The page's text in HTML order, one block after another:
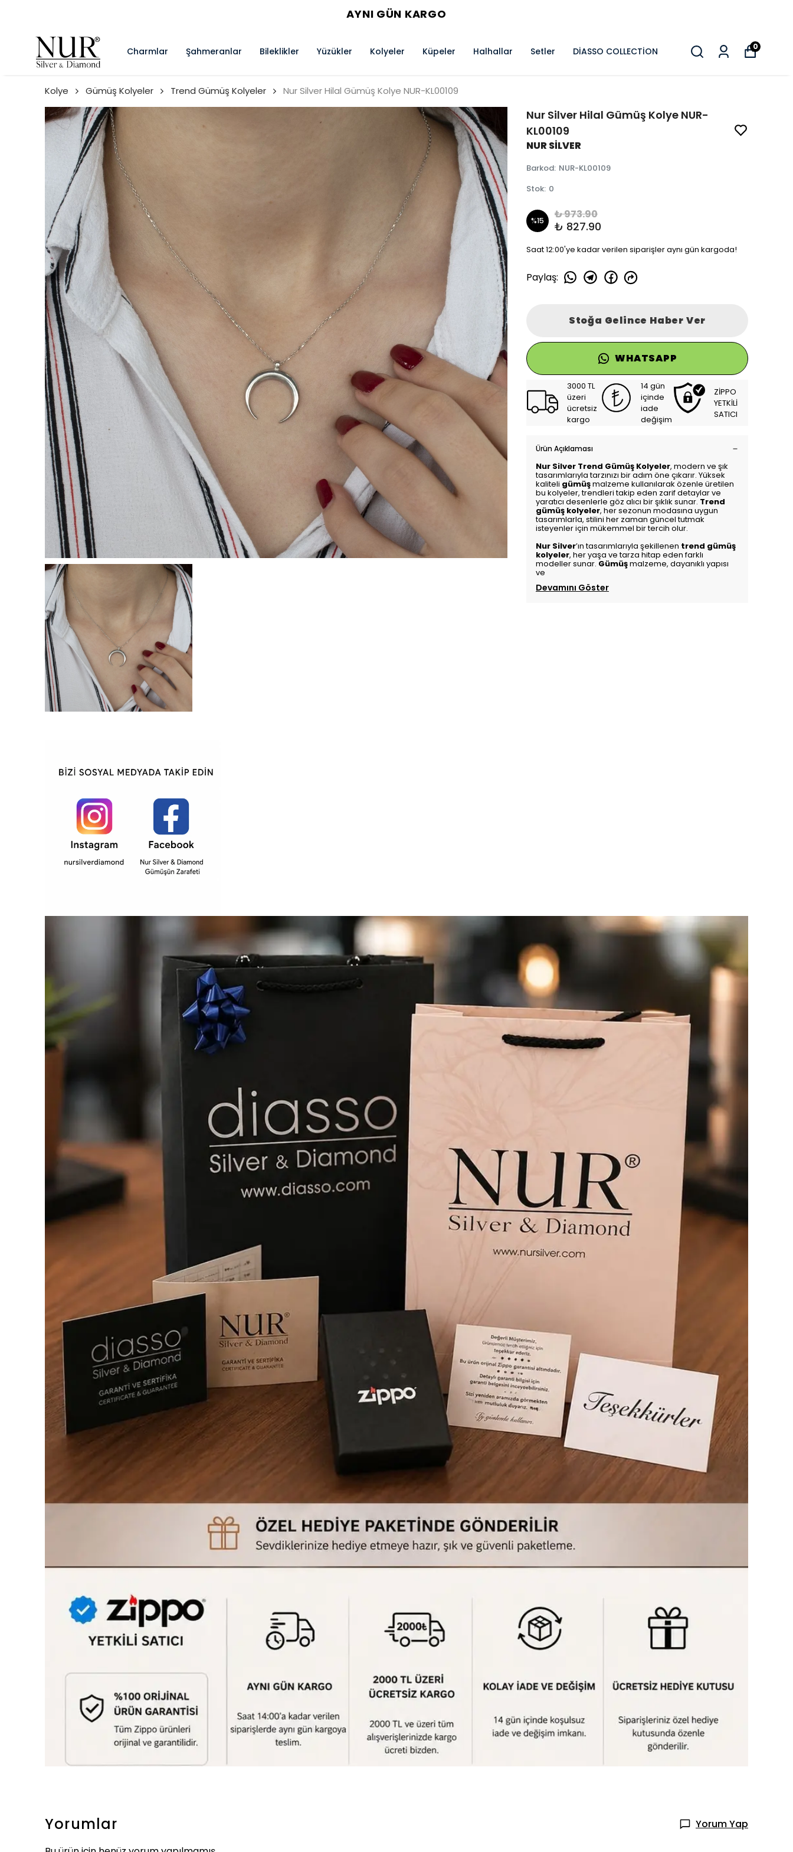
AYNI GÜN KARGO
Charmlar Şahmeranlar Bileklikler Yüzükler Kolyeler Küpeler Halhallar Setler DİASSO COLLECTİON 0
Kolye Gümüş Kolyeler Trend Gümüş Kolyeler Nur Silver Hilal Gümüş Kolye NUR-KL00109
Nur Silver Hilal Gümüş Kolye NUR-
KL00109
NUR SİLVER
Barkod: NUR-KL00109
Stok: 0
%15 ₺ 973.90
₺ 827.90
Saat 12:00'ye kadar verilen siparişler aynı gün kargoda!
Paylaş:
Stoğa Gelince Haber Ver
WHATSAPP
3000 TL
üzeri
ücretsiz
kargo
14 gün
içinde
iade
değişim
ZİPPO
YETKİLİ
SATICI
Ürün Açıklaması
Nur Silver Trend Gümüş Kolyeler, modern ve şık
tasarımlarıyla tarzınızı bir adım öne çıkarır. Yüksek
kaliteli gümüşmalzeme kullanılarak özenle üretilen
bu kolyeler, trendleri takip eden zarif detaylar ve
yaratıcı desenlerle göz alıcı bir şıklık sunar. Trend
gümüş kolyeler, her sezonun modasına uygun
tasarımlarla, stilini her zaman güncel tutmak
isteyenler için mükemmel bir tercih olur.
Nur Silver’ın tasarımlarıyla şekillenen trend gümüş
kolyeler, her yaşa ve tarza hitap eden farklı
modeller sunar. Gümüşmalzeme, dayanıklı yapısı
ve
Devamını Göster
Yorumlar
Yorum Yap